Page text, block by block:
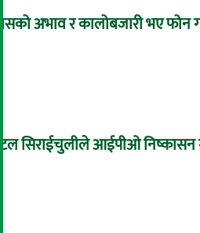
ग्यासको अभाव र कालोबजारी भए फोन
होटल सिराईचुलीले आईपीओ निष्कासन